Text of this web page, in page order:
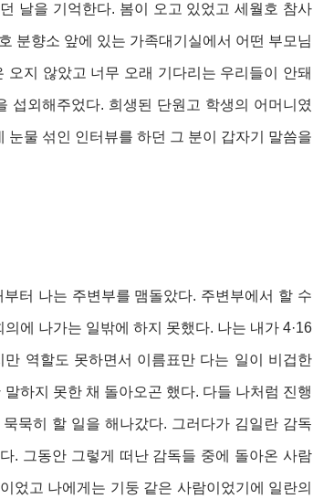
날을 기억한다. 봄이 오고 있었고 세월호 참사
분향소 앞에 있는 가족대기실에서 어떤 부모님
지 않았고 너무 오래 기다리는 우리들이 안돼
섭외해주었다. 희생된 단원고 학생의 어머니였
물 섞인 인터뷰를 하던 그 분이 갑자기 말씀을
터 나는 주변부를 맴돌았다. 주변부에서 할 수
에 나가는 일밖에 하지 못했다. 나는 내가 4·16
역할도 못하면서 이름표만 다는 일이 비겁한
하지 못한 채 돌아오곤 했다. 다들 나처럼 진행
묵히 할 일을 해나갔다. 그러다가 김일란 감독
. 그동안 그렇게 떠난 감독들 중에 돌아온 사람
었고 나에게는 기둥 같은 사람이었기에 일란의